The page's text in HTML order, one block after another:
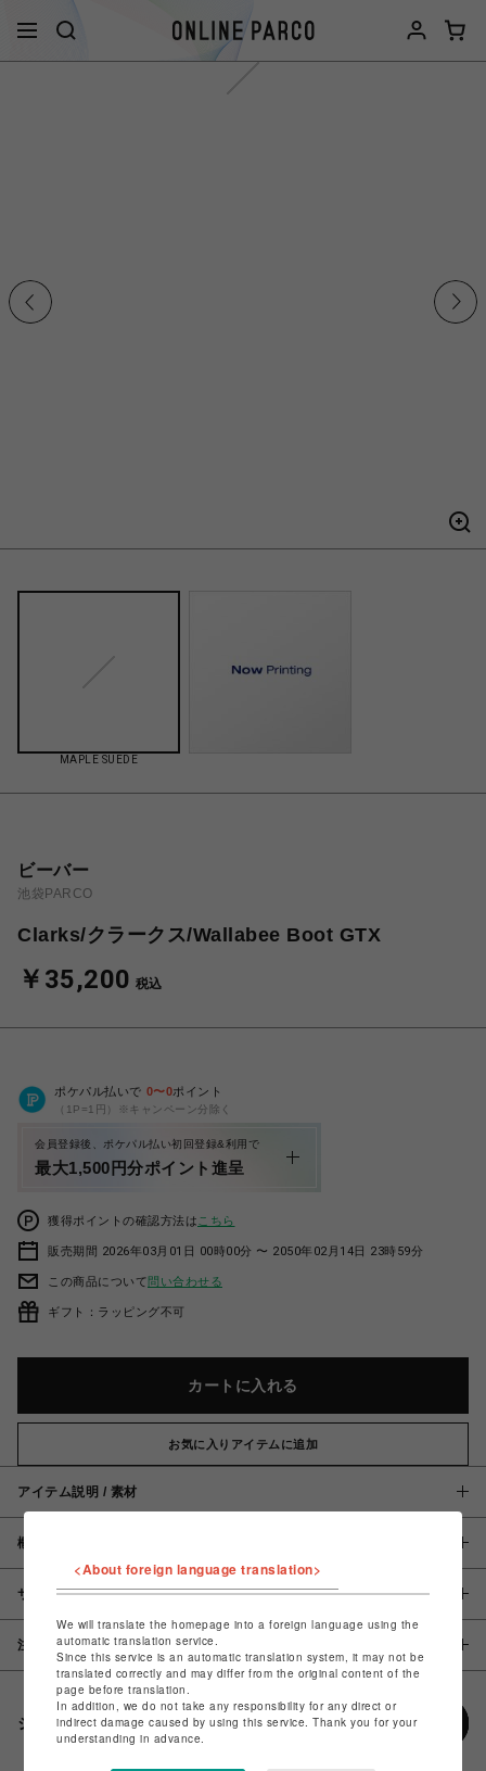
MAPLE SUEDE
ビーバー
池袋PARCO
Clarks/クラークス/Wallabee Boot GTX
￥35,200 税込
ポケパル払いで 0〜0ポイント
（1P=1円）※キャンペーン分除く
会員登録後、ポケパル払い初回登録&利用で
最大1,500円分ポイント進呈
獲得ポイントの確認方法は こちら
販売期間 2026年03月01日 00時00分 〜 2050年02月14日 23時59分
この商品について問い合わせる
ギフト：ラッピング不可
カートに入れる
お気に入りアイテムに追加
アイテム説明 / 素材
概要
サイズ
注意事項
シェアする
<About foreign language translation>
We will translate the homepage into a foreign language using the
automatic translation service.
Since this service is an automatic translation system, it may not be
translated correctly and may differ from the original content of the
page before translation.
In addition, we do not take any responsibility for any direct or
indirect damage caused by using this service. Thank you for your
understanding in advance.